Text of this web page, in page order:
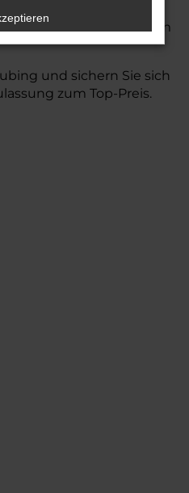
So wird Ihr
Seubert GmbH rundum
und sichern Sie sich
zum Top-Preis.